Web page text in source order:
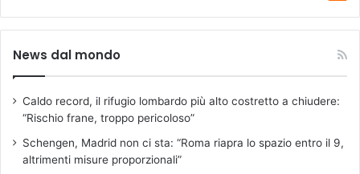
News dal mondo
Caldo record, il rifugio lombardo più alto costretto a chiudere:
“Rischio frane, troppo pericoloso”
Schengen, Madrid non ci sta: “Roma riapra lo spazio entro il 9,
altrimenti misure proporzionali”